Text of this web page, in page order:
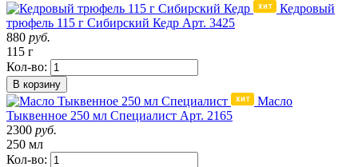
Кедровый
трюфель 115 г Сибирский Кедр Арт. 3425
880 руб.
115 г
Кол-во:
В корзину
Масло
Тыквенное 250 мл Специалист Арт. 2165
2300 руб.
250 мл
Кол-во: